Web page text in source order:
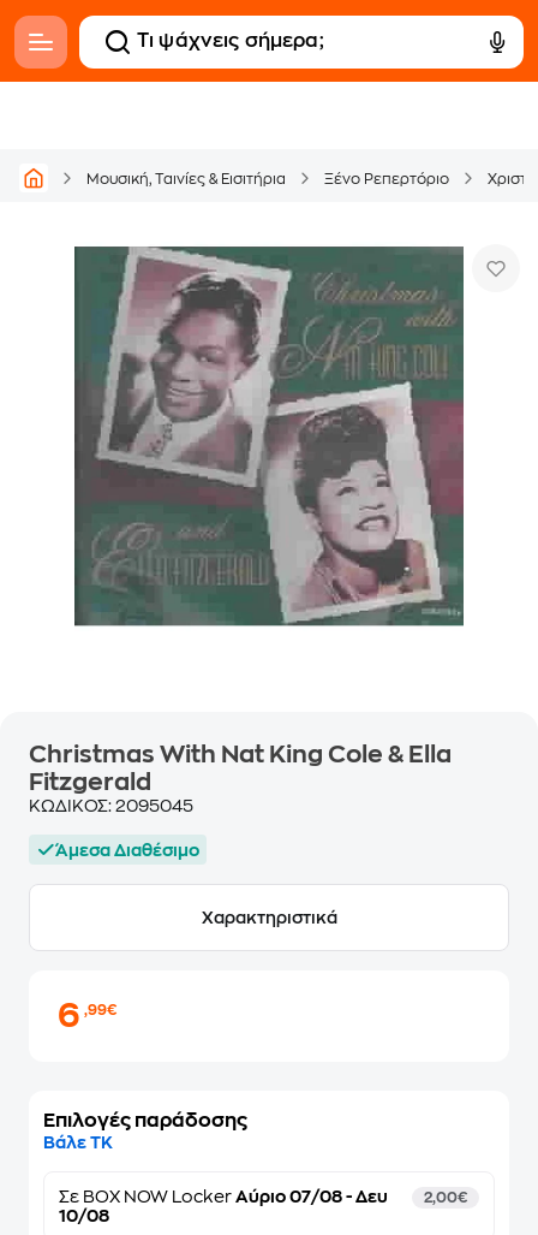
Μουσική, Ταινίες & Εισιτήρια Ξένο Ρεπερτόριο
Christmas With Nat King Cole & Ella
Fitzgerald
ΚΩΔΙΚΟΣ: 2095045
Άμεσα Διαθέσιμο
Χαρακτηριστικά
6,99€
Επιλογές παράδοσης
Βάλε ΤΚ
Σε BOX NOW Locker Αύριο 07/08 - Δευ
10/08
2,00€